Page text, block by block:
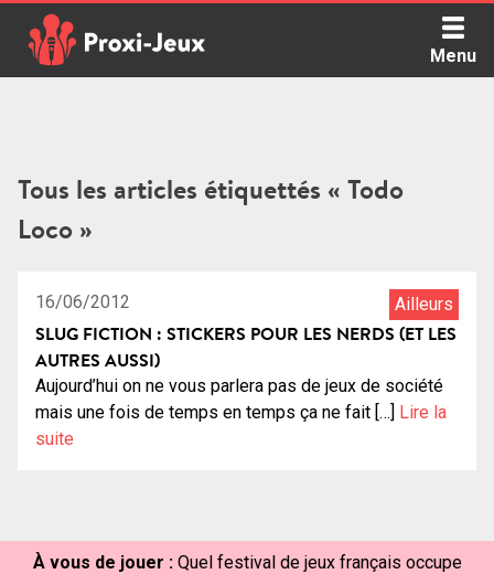
content
Menu
Tous les articles étiquettés « Todo
Loco »
16/06/2012 Ailleurs
SLUG FICTION : STICKERS POUR LES NERDS (ET LES
AUTRES AUSSI)
Aujourd’hui on ne vous parlera pas de jeux de société
mais une fois de temps en temps ça ne fait […] Lire la
suite
À vous de jouer : Quel festival de jeux français occupe